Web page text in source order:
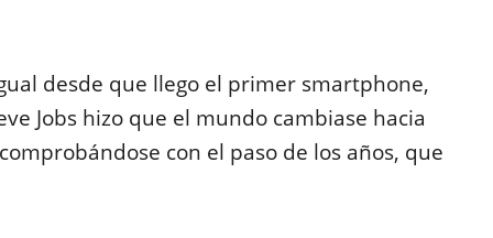
desde que llego el primer smartphone,
Jobs hizo que el mundo cambiase hacia
con el paso de los años, que